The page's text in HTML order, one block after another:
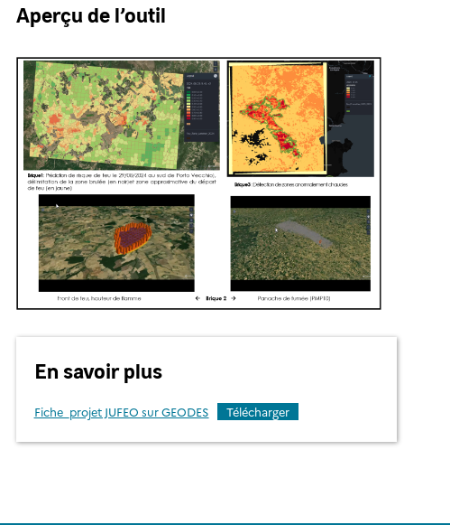
Aperçu de l’outil
En savoir plus
Fiche_projet JUFEO sur GEODES Télécharger